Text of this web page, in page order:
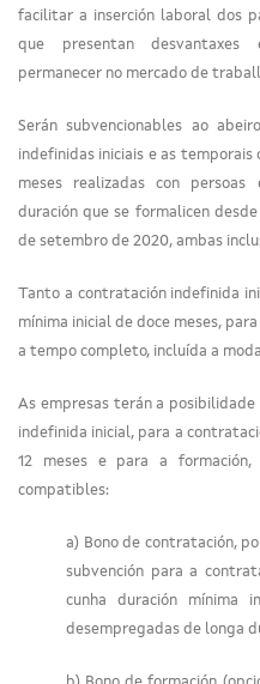
facilitar a inserción laboral dos
que presentan
permanecer no mercado de
Serán subvencionables ao
indefinidas iniciais e as temporais
meses realizadas con persoas
duración que se formalicen
de setembro de 2020, ambas
Tanto a contratación indefinida
mínima inicial de doce meses,
a tempo completo, incluída a
As empresas terán a
indefinida inicial, para a
12 meses e para a
compatibles:
a) Bono de contratación,
subvención para a
cunha duración mínima
desempregadas de longa